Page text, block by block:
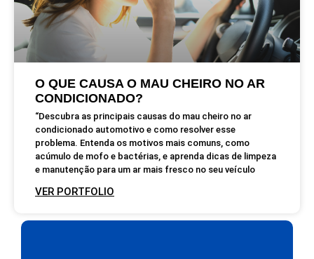
O QUE CAUSA O MAU CHEIRO NO AR
CONDICIONADO?
“Descubra as principais causas do mau cheiro no ar
condicionado automotivo e como resolver esse
problema. Entenda os motivos mais comuns, como
acúmulo de mofo e bactérias, e aprenda dicas de limpeza
e manutenção para um ar mais fresco no seu veículo
VER PORTFOLIO